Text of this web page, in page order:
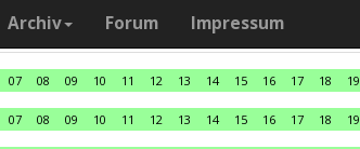
Archiv Forum Impressum
07 08 09 10 11 12 13 14 15 16 17 18 19
07 08 09 10 11 12 13 14 15 16 17 18 19